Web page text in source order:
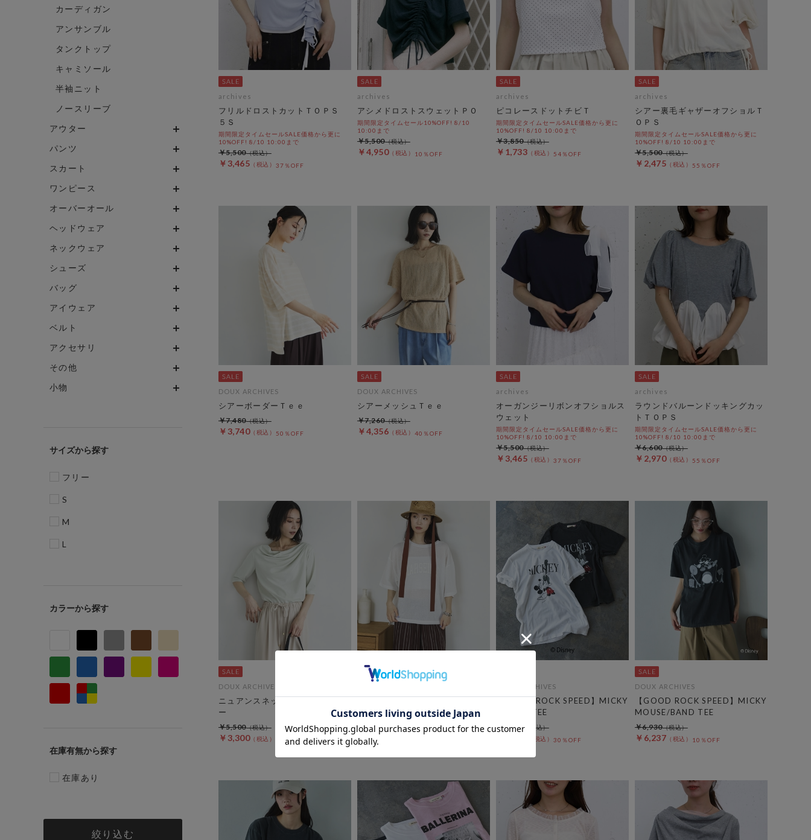
カーディガン
アンサンブル
タンクトップ
キャミソール
半袖ニット
ノースリーブ
アウター
パンツ
スカート
ワンピース
オーバーオール
ヘッドウェア
ネックウェア
シューズ
バッグ
アイウェア
ベルト
アクセサリ
その他
小物
サイズ
フリー
S
M
L
カラー
在庫有無
在庫あり
絞り込む
archives
フリルドロストカットＴＯＰＳ
５Ｓ
期間限定タイムセールSALE価格から更に
10%OFF! 8/10 10:00まで
￥3,465 37％OFF
￥5,500
archives
アシメドロストスウェットＰＯ
期間限定タイムセール10%OFF! 8/10
10:00まで
￥4,950 10％OFF
￥5,500
archives
ピコレースドットチビＴ
期間限定タイムセールSALE価格から更に
10%OFF! 8/10 10:00まで
￥1,733 54％OFF
￥3,850
archives
シアー裏毛ギャザーオフショルＴ
ＯＰＳ
期間限定タイムセールSALE価格から更に
10%OFF! 8/10 10:00まで
￥2,475 55％OFF
￥5,500
DOUX ARCHIVES
シアーボーダーＴｅｅ
￥3,740 50％OFF
￥7,480
DOUX ARCHIVES
シアーメッシュＴｅｅ
￥4,356 40％OFF
￥7,260
archives
オーガンジーリボンオフショルス
ウェット
期間限定タイムセールSALE価格から更に
10%OFF! 8/10 10:00まで
￥3,465 37％OFF
￥5,500
archives
ラウンドバルーンドッキングカッ
トＴＯＰＳ
期間限定タイムセールSALE価格から更に
10%OFF! 8/10 10:00まで
￥2,970 55％OFF
￥6,600
DOUX ARCHIVES
ニュアンスネック５分袖カットソ
ー
￥3,300 40％OFF
￥5,500 ￥3,300 40％OFF
￥5,500
DOUX ARCHIVES
【GOOD ROCK SPEED】MICKY
MOUSE/TEE
30％OFF
￥6,930
DOUX ARCHIVES
【GOOD ROCK SPEED】MICKY
MOUSE/BAND TEE
￥6,237 10％OFF
￥6,930